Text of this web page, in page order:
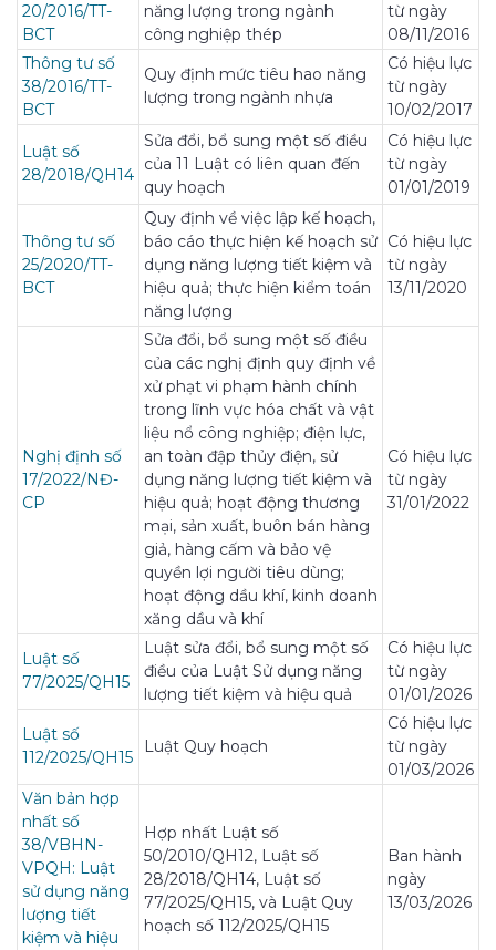
20/2016/TT-
BCT
năng lượng trong ngành
công nghiệp thép
từ ngày
08/11/2016
Thông tư số
38/2016/TT-
BCT
Quy định mức tiêu hao năng
lượng trong ngành nhựa
Có hiệu lực
từ ngày
10/02/2017
Luật số
28/2018/QH14
Sửa đổi, bổ sung một số điều
của 11 Luật có liên quan đến
quy hoạch
Có hiệu lực
từ ngày
01/01/2019
Thông tư số
25/2020/TT-
BCT
Quy định về việc lập kế hoạch,
báo cáo thực hiện kế hoạch sử
dụng năng lượng tiết kiệm và
hiệu quả; thực hiện kiểm toán
năng lượng
Có hiệu lực
từ ngày
13/11/2020
Nghị định số
17/2022/NĐ-
CP
Sửa đổi, bổ sung một số điều
của các nghị định quy định về
xử phạt vi phạm hành chính
trong lĩnh vực hóa chất và vật
liệu nổ công nghiệp; điện lực,
an toàn đập thủy điện, sử
dụng năng lượng tiết kiệm và
hiệu quả; hoạt động thương
mại, sản xuất, buôn bán hàng
giả, hàng cấm và bảo vệ
quyền lợi người tiêu dùng;
hoạt động dầu khí, kinh doanh
xăng dầu và khí
Có hiệu lực
từ ngày
31/01/2022
Luật số
77/2025/QH15
Luật sửa đổi, bổ sung một số
điều của Luật Sử dụng năng
lượng tiết kiệm và hiệu quả
Có hiệu lực
từ ngày
01/01/2026
Luật số
112/2025/QH15
Luật Quy hoạch
Có hiệu lực
từ ngày
01/03/2026
Văn bản hợp
nhất số
38/VBHN-
VPQH: Luật
sử dụng năng
lượng tiết
kiệm và hiệu
Hợp nhất Luật số
50/2010/QH12, Luật số
28/2018/QH14, Luật số
77/2025/QH15, và Luật Quy
hoạch số 112/2025/QH15
Ban hành
ngày
13/03/2026